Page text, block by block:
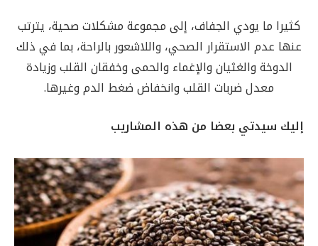
كثيرا ما يودي الجفاف، إلى مجموعة مشكلات صحية، يترتب
عنها عدم الاستقرار الصحي، واللاشعور بالراحة، بما في ذلك
الدوخة والغثيان والإغماء والحمى وخفقان القلب وزيادة
معدل ضربات القلب وانخفاض ضغط الدم وغيرها.
إليك سيدتي بعضا من هذه المشاريب